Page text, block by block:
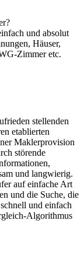
und absolut
Häuser,
Zimmer etc.
stellenden
etablierten
Maklerprovision
störende
und langwierig.
auf einfache Art
und die Suche, die
und einfach
Algorithmus